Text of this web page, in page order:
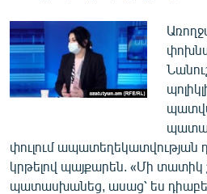
փուլում ապատեղեկատվության
կրթելով պայքարեն. «Մի
պատասխանեց, ասաց՝ ես